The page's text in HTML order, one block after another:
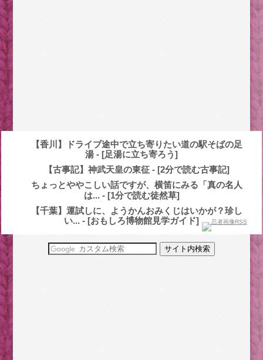
【香川】ドライブ途中で立ち寄りたい道の駅そばの足
湯 - [足湯に立ち寄ろう]
【古事記】神武天皇の東征 - [2分で読む古事記]
ちょっとややこしい話ですが、横笛にみる「真の名人
は... - [1分で読む徒然草]
【千葉】運試しに、ようかんおみくじはいかが？珍し
い... - [おもしろ博物館見学ガイド]